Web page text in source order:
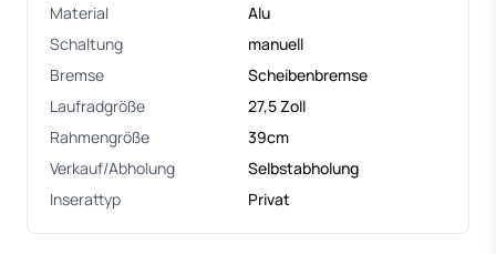
Material
Alu
Schaltung
manuell
Bremse
Scheibenbremse
Laufradgröße
27,5 Zoll
Rahmengröße
39cm
Verkauf/Abholung
Selbstabholung
Inserattyp
Privat